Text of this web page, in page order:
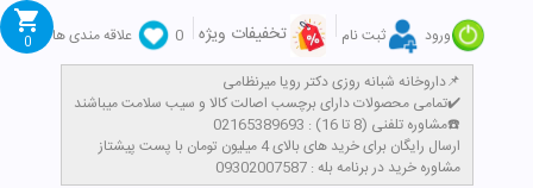
ورود ثبت نام تخفیفات ویژه 0
علاقه مندی ها
داروخانه شبانه روزی دکتر رویا میرنظامی📌
تمامی محصولات دارای برچسب اصالت کالا و سیب سلامت میباشند✔️
مشاوره تلفنی (8 تا 16) : 02165389693☎️
​ارسال رایگان برای خرید های بالای 4 میلیون تومان با پست پیشتاز
مشاوره خرید در برنامه بله : 09302007587
0